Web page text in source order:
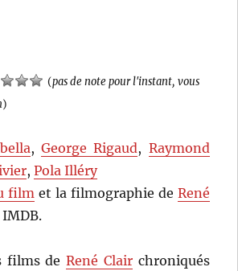
(pas de note pour l'instant, vous
)
,George Rigaud, Raymond
,Pola Illéry
film et la filmographie de René
films deRené Clairchroniqués